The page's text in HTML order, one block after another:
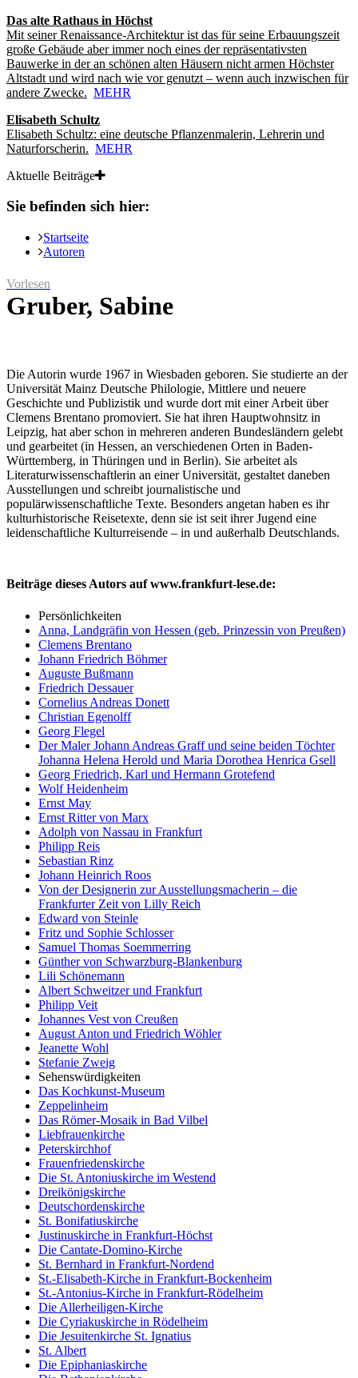
Das alte Rathaus in Höchst
Mit seiner Renaissance-Architektur ist das für seine Erbauungszeit
große Gebäude aber immer noch eines der repräsentativsten
Bauwerke in der an schönen alten Häusern nicht armen Höchster
Altstadt und wird nach wie vor genutzt – wenn auch inzwischen für
andere Zwecke. MEHR
Elisabeth Schultz
Elisabeth Schultz: eine deutsche Pflanzenmalerin, Lehrerin und
Naturforscherin. MEHR
Aktuelle Beiträge
Sie befinden sich hier:
Startseite
Autoren
Vorlesen
Gruber, Sabine
Die Autorin wurde 1967 in Wiesbaden geboren. Sie studierte an der
Universität Mainz Deutsche Philologie, Mittlere und neuere
Geschichte und Publizistik und wurde dort mit einer Arbeit über
Clemens Brentano promoviert. Sie hat ihren Hauptwohnsitz in
Leipzig, hat aber schon in mehreren anderen Bundesländern gelebt
und gearbeitet (in Hessen, an verschiedenen Orten in Baden-
Württemberg, in Thüringen und in Berlin). Sie arbeitet als
Literaturwissenschaftlerin an einer Universität, gestaltet daneben
Ausstellungen und schreibt journalistische und
populärwissenschaftliche Texte. Besonders angetan haben es ihr
kulturhistorische Reisetexte, denn sie ist seit ihrer Jugend eine
leidenschaftliche Kulturreisende – in und außerhalb Deutschlands.
Beiträge dieses Autors auf www.frankfurt-lese.de:
Persönlichkeiten
Anna, Landgräfin von Hessen (geb. Prinzessin von Preußen)
Clemens Brentano
Johann Friedrich Böhmer
Auguste Bußmann
Friedrich Dessauer
Cornelius Andreas Donett
Christian Egenolff
Georg Flegel
Der Maler Johann Andreas Graff und seine beiden Töchter
Johanna Helena Herold und Maria Dorothea Henrica Gsell
Georg Friedrich, Karl und Hermann Grotefend
Wolf Heidenheim
Ernst May
Ernst Ritter von Marx
Adolph von Nassau in Frankfurt
Philipp Reis
Sebastian Rinz
Johann Heinrich Roos
Von der Designerin zur Ausstellungsmacherin – die
Frankfurter Zeit von Lilly Reich
Edward von Steinle
Fritz und Sophie Schlosser
Samuel Thomas Soemmerring
Günther von Schwarzburg-Blankenburg
Lili Schönemann
Albert Schweitzer und Frankfurt
Philipp Veit
Johannes Vest von Creußen
August Anton und Friedrich Wöhler
Jeanette Wohl
Stefanie Zweig
Sehenswürdigkeiten
Das Kochkunst-Museum
Zeppelinheim
Das Römer-Mosaik in Bad Vilbel
Liebfrauenkirche
Peterskirchhof
Frauenfriedenskirche
Die St. Antoniuskirche im Westend
Dreikönigskirche
Deutschordenskirche
St. Bonifatiuskirche
Justinuskirche in Frankfurt-Höchst
Die Cantate-Domino-Kirche
St. Bernhard in Frankfurt-Nordend
St.-Elisabeth-Kirche in Frankfurt-Bockenheim
St.-Antonius-Kirche in Frankfurt-Rödelheim
Die Allerheiligen-Kirche
Die Cyriakuskirche in Rödelheim
Die Jesuitenkirche St. Ignatius
St. Albert
Die Epiphaniaskirche